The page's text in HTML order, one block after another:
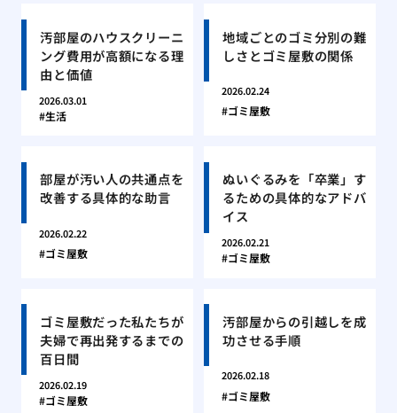
汚部屋のハウスクリーニ
ング費用が高額になる理
由と価値
2026.03.01
生活
地域ごとのゴミ分別の難
しさとゴミ屋敷の関係
2026.02.24
ゴミ屋敷
部屋が汚い人の共通点を
改善する具体的な助言
2026.02.22
ゴミ屋敷
ぬいぐるみを「卒業」す
るための具体的なアドバ
イス
2026.02.21
ゴミ屋敷
ゴミ屋敷だった私たちが
夫婦で再出発するまでの
百日間
2026.02.19
ゴミ屋敷
汚部屋からの引越しを成
功させる手順
2026.02.18
ゴミ屋敷